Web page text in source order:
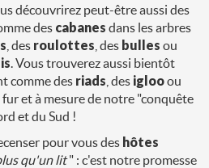
découvrirez peut-être aussi des
des cabanes dans les arbres
, des roulottes , des bulles ou
. Vous trouverez aussi bientôt
comme des riads , des iglooou
fur et à mesure de notre "conquête
et du Sud !
pour vous des hôtes
qu'un lit" : c'est notre promesse